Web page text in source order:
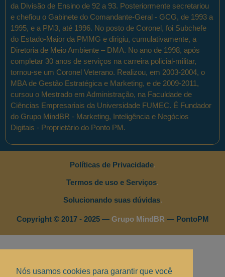
da Divisão de Ensino de 92 a 93. Posteriormente secretariou
e chefiou o Gabinete do Comandante-Geral - GCG, de 1993 a
1995, e a PM3, até 1996. No posto de Coronel, foi Subchefe
do Estado-Maior da PMMG e dirigiu, cumulativamente, a
Diretoria de Meio Ambiente – DMA. No ano de 1998, após
completar 30 anos de serviços na carreira policial-militar,
tornou-se um Coronel Veterano. Realizou, em 2003-2004, o
MBA de Gestão Estratégica e Marketing, e de 2009-2011,
cursou o Mestrado em Administração, na Faculdade de
Ciências Empresariais da Universidade FUMEC. É Fundador
do Grupo MindBR - Marketing, Inteligência e Negócios
Digitais - Proprietário do Ponto PM.
Políticas de Privacidade.
Termos de uso e Serviços.
Solucionando suas dúvidas.
Copyright © 2017 - 2025 — Grupo MindBR — PontoPM
Nós usamos cookies para garantir que você